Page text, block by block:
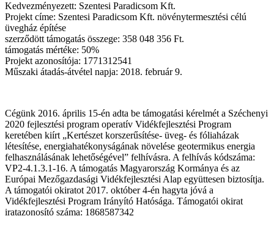
Kedvezményezett: Szentesi Paradicsom Kft.
Projekt címe: Szentesi Paradicsom Kft. növénytermesztési célú
üvegház építése
szerződött támogatás összege: 358 048 356 Ft.
támogatás mértéke: 50%
Projekt azonosítója: 1771312541
Műszaki átadás-átvétel napja: 2018. február 9.
Cégünk 2016. április 15-én adta be támogatási kérelmét a Széchenyi
2020 fejlesztési program operatív Vidékfejlesztési Program
keretében kiírt „Kertészet korszerűsítése- üveg- és fóliaházak
létesítése, energiahatékonyságának növelése geotermikus energia
felhasználásának lehetőségével” felhívásra. A felhívás kódszáma:
VP2-4.1.3.1-16. A támogatás Magyarország Kormánya és az
Európai Mezőgazdasági Vidékfejlesztési Alap együttesen biztosítja.
A támogatói okiratot 2017. október 4-én hagyta jóvá a
Vidékfejlesztési Program Irányító Hatósága. Támogatói okirat
iratazonosító száma: 1868587342